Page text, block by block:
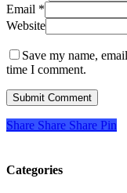
Email *
Website
Save my name,
time I comment.
Share Share Share Pin
Categories